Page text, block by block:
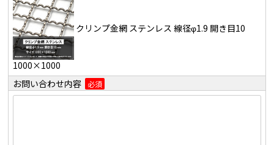
クリンプ金網 ステンレス 線径φ1.9 開き目10
1000×1000
お問い合わせ内容
必須